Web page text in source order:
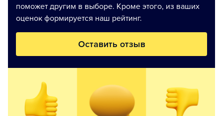
поможет другим в выборе. Кроме этого, из ваших
оценок формируется наш рейтинг.
Оставить отзыв